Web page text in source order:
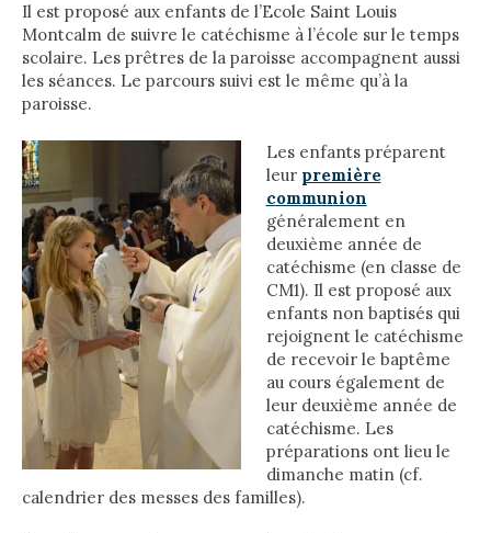
Il est proposé aux enfants de l’Ecole Saint Louis
Montcalm de suivre le catéchisme à l’école sur le temps
scolaire. Les prêtres de la paroisse accompagnent aussi
les séances. Le parcours suivi est le même qu’à la
paroisse.
Les enfants préparent
leur première
communion
généralement en
deuxième année de
catéchisme (en classe de
CM1). Il est proposé aux
enfants non baptisés qui
rejoignent le catéchisme
de recevoir le baptême
au cours également de
leur deuxième année de
catéchisme. Les
préparations ont lieu le
dimanche matin (cf.
calendrier des messes des familles).